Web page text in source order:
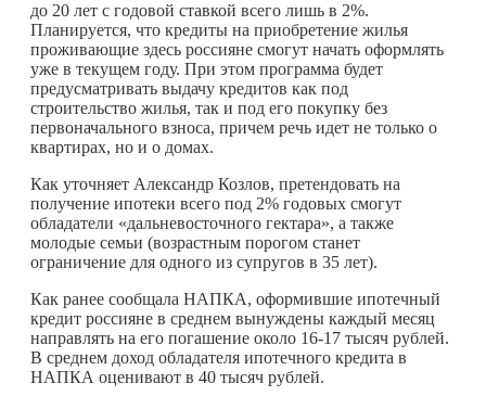
до 20 лет с годовой ставкой всего лишь в 2%.
Планируется, что кредиты на приобретение жилья
проживающие здесь россияне смогут начать оформлять
уже в текущем году. При этом программа будет
предусматривать выдачу кредитов как под
строительство жилья, так и под его покупку без
первоначального взноса, причем речь идет не только о
квартирах, но и о домах.
Как уточняет Александр Козлов, претендовать на
получение ипотеки всего под 2% годовых смогут
обладатели «дальневосточного гектара», а также
молодые семьи (возрастным порогом станет
ограничение для одного из супругов в 35 лет).
Как ранее сообщала НАПКА, оформившие ипотечный
кредит россияне в среднем вынуждены каждый месяц
направлять на его погашение около 16-17 тысяч рублей.
В среднем доход обладателя ипотечного кредита в
НАПКА оценивают в 40 тысяч рублей.